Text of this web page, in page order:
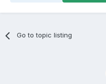
Go to topic listing